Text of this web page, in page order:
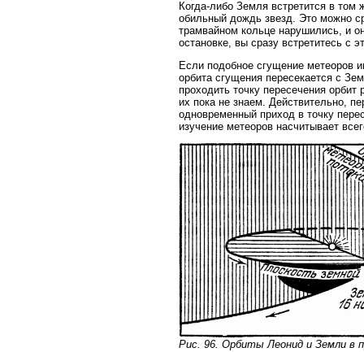
Когда-либо Земля встретится в том
обильный дождь звезд. Это можно
трамвайном кольце нарушились, и
остановке, вы сразу встретитесь с
Если подобное сгущение метеоров
орбита сгущения пересекается с
проходить точку пересечения
их пока не знаем. Действительно,
одновременный приход в точку
изучение метеоров насчитывает
Рис. 96. Орбиты Леонид и Земли в